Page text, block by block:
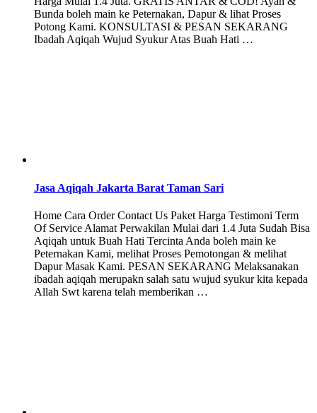
Bunda boleh main ke Peternakan, Dapur & lihat Proses
Potong Kami. KONSULTASI & PESAN SEKARANG
Ibadah Aqiqah Wujud Syukur Atas Buah Hati …
Jasa Aqiqah Jakarta Barat Taman Sari
Home Cara Order Contact Us Paket Harga Testimoni Term
Of Service Alamat Perwakilan Mulai dari 1.4 Juta Sudah Bisa
Aqiqah untuk Buah Hati Tercinta Anda boleh main ke
Peternakan Kami, melihat Proses Pemotongan & melihat
Dapur Masak Kami. PESAN SEKARANG Melaksanakan
ibadah aqiqah merupakn salah satu wujud syukur kita kepada
Allah Swt karena telah memberikan …